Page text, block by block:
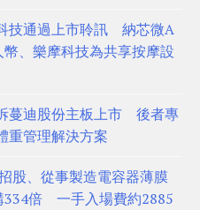
技通過上市聆訊 納芯微A
、樂摩科技為共享按摩設
蔓迪股份主板上市 後者專
重管理解決方案
股、從事製造電容器薄膜
334倍 一手入場費約2885